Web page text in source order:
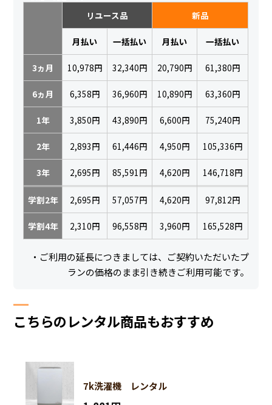
リユース品 新品
月払い 一括払い 月払い 一括払い
3ヵ月 10,978円 32,340円 20,790円 61,380円
6ヵ月 6,358円 36,960円 10,890円 63,360円
1年 3,850円 43,890円 6,600円 75,240円
2年 2,893円 61,446円 4,950円 105,336円
3年 2,695円 85,591円 4,620円 146,718円
学割2年 2,695円 57,057円 4,620円 97,812円
学割4年 2,310円 96,558円 3,960円 165,528円
・ご利用の延長につきましては、ご契約いただいたプ
ランの価格のまま引き続きご利用可能です。
こちらのレンタル商品もおすすめ
7k洗濯機 レンタル